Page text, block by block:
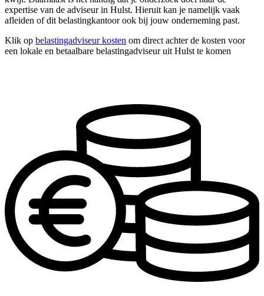
expertise van de adviseur in Hulst. Hieruit kan je namelijk vaak
afleiden of dit belastingkantoor ook bij jouw onderneming past.
Klik op belastingadviseur kosten om direct achter de kosten voor
een lokale en betaalbare belastingadviseur uit Hulst te komen